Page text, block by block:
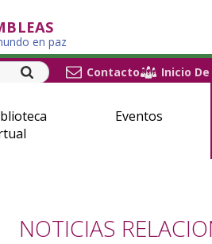
en paz
Contacto
Inicio
Eventos
NOTICIAS